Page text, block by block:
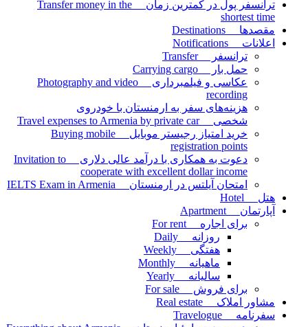
ترانسفر پول در کمترین زمان Transfer money in the
shortest time
مقصدها Destinations
اعلانات Notifications
ترانسفر Transfer
حمل بار Carrying cargo
عکاسی و فیلمبرداری Photography and video
recording
هزینه‌های سفر به ارمنستان با خودروی
شخصی Travel expenses to Armenia by private car
خرید امتیاز رجیستر موبایل Buying mobile
registration points
دعوت به همکاری با درآمد عالی دلاری Invitation to
cooperate with excellent dollar income
امتحان آیلتس در ارمنستان IELTS Exam in Armenia
هتل Hotel
آپارتمان Apartment
برای اجاره For rent
روزانه Daily
هفتگی Weekly
ماهیانه Monthly
سالیانه Yearly
برای فروش For sale
مشاور املاک Real estate
سفرنامه Travelogue